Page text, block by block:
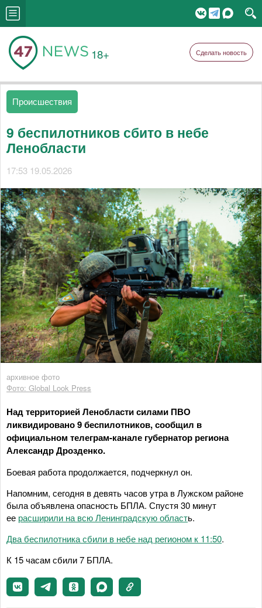
18+ Сделать новость
Происшествия
9 беспилотников сбито в небе
Ленобласти
17:53 19.05.2026
архивное фото
Фото: Global Look Press
Над территорией Ленобласти силами ПВО
ликвидировано 9 беспилотников, сообщил в
официальном телеграм-канале губернатор региона
Александр Дрозденко.
Боевая работа продолжается, подчеркнул он.
Напомним, сегодня в девять часов утра в Лужском районе
была объявлена опасность БПЛА. Спустя 30 минут
ее расширили на всю Ленинградскую область.
Два беспилотника сбили в небе над регионом к 11:50.
К 15 часам сбили 7 БПЛА.